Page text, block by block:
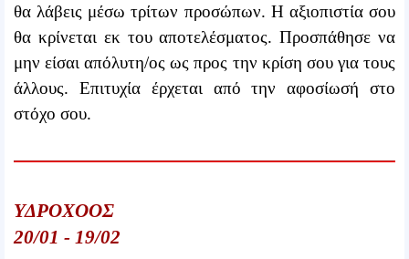
θα λάβεις μέσω τρίτων προσώπων. Η αξιοπιστία σου
θα κρίνεται εκ του αποτελέσματος. Προσπάθησε να
μην είσαι απόλυτη/ος ως προς την κρίση σου για τους
άλλους. Επιτυχία έρχεται από την αφοσίωσή στο
στόχο σου.
ΥΔΡΟΧΟΟΣ
20/01 - 19/02